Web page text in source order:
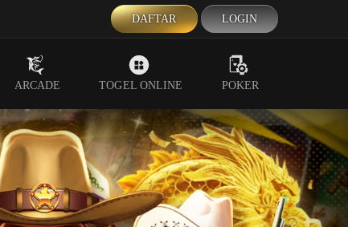
DAFTAR LOGIN
ARCADE TOGEL ONLINE POKER